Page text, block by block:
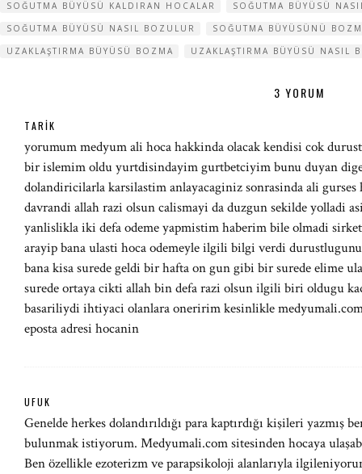
SOĞUTMA BÜYÜSÜ KALDIRAN HOCALAR
SOĞUTMA BÜYÜSÜ
SOĞUTMA BÜYÜSÜ NASIL BOZULUR
SOĞUTMA BÜYÜSÜNÜ
UZAKLAŞTIRMA BÜYÜSÜ BOZMA
UZAKLAŞTIRMA BÜYÜSÜ NASIL
3 YORUM
TARIK
yorumum medyum ali hoca hakkinda olacak kendisi cok
bir islemim oldu yurtdisindayim gurtbetciyim bunu duyan
dolandiricilarla karsilastim anlayacaginiz sonrasinda ali
davrandi allah razi olsun calismayi da duzgun sekilde yolladi
yanlislikla iki defa odeme yapmistim haberim bile olmadi
arayip bana ulasti hoca odemeyle ilgili bilgi verdi
bana kisa surede geldi bir hafta on gun gibi bir surede elime
surede ortaya cikti allah bin defa razi olsun ilgili biri oldugu
basariliydi ihtiyaci olanlara oneririm kesinlikle
eposta adresi hocanin
UFUK
Genelde herkes dolandırıldığı para kaptırdığı kişileri
bulunmak istiyorum. Medyumali.com sitesinden hocaya
Ben özellikle ezoterizm ve parapsikoloji alanlarıyla